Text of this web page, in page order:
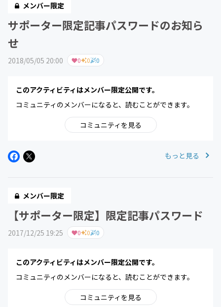
メンバー限定
サポーター限定記事パスワードのお知ら
せ
2018/05/05 20:00 0 0 0
このアクティビティはメンバー限定公開です。
コミュニティのメンバーになると、読むことができます。
コミュニティを見る
もっと見る
メンバー限定
【サポーター限定】限定記事パスワード
2017/12/25 19:25 0 0 0
このアクティビティはメンバー限定公開です。
コミュニティのメンバーになると、読むことができます。
コミュニティを見る